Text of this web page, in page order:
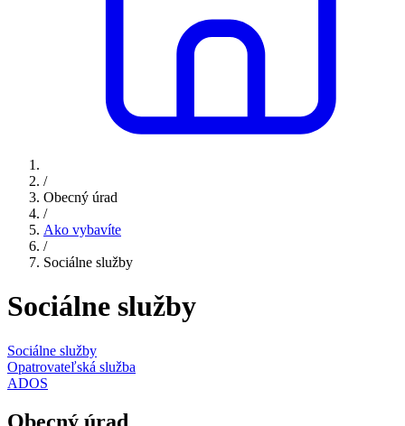
/
Obecný úrad
/
Ako vybavíte
/
Sociálne služby
Sociálne služby
Sociálne služby
Opatrovateľská služba
ADOS
Obecný úrad